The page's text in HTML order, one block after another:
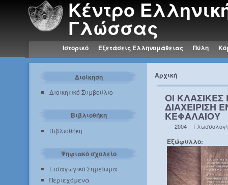
Κέντρο
Γλώσσας
Ιστορικό Εξετάσεις Ελληνομάθειας Πύλη
Διοίκηση
Διοικητικό Συμβούλιο
Βιβλιοθήκη
Βιβλιοθήκη
Ψηφιακό σχολείο
Εισαγωγικό Σημείωμα
Περιεχόμενα
Αρχική
ΟΙ
ΔΙΑΧΕΙΡΙΣΗ
ΚΕΦΑΛΑΙΟΥ
2004
Εξώφυλλο: